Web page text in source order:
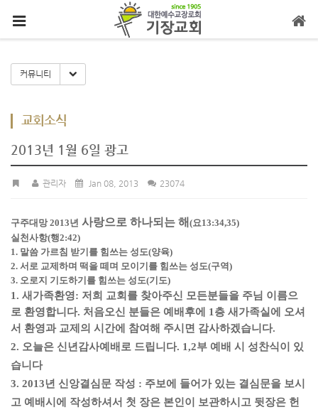
커뮤니티 Toggle Dropdown
교회소식
2013년 1월 6일 광고
관리자 Jan 08, 2013 23074
구주대망 2013년 사랑으로 하나되는 해 (요13:34,35)
실천사항(행2:42)
1. 말씀 가르침 받기를 힘쓰는 성도(양육)
2. 서로 교제하며 떡을 떼며 모이기를 힘쓰는 성도(구역)
3. 오로지 기도하기를 힘쓰는 성도(기도)
1. 새가족환영: 저희 교회를 찾아주신 모든분들을 주님 이름으
로 환영합니다. 처음오신 분들은 예배후에 1층 새가족실에 오셔
서 환영과 교제의 시간에 참여해 주시면 감사하겠습니다.
2. 오늘은 신년감사예배로 드립니다. 1,2부 예배 시 성찬식이 있
습니다
3. 2013년 신앙결심문 작성 : 주보에 들어가 있는 결심문을 보시
고 예배시에 작성하셔서 첫 장은 본인이 보관하시고 뒷장은 헌